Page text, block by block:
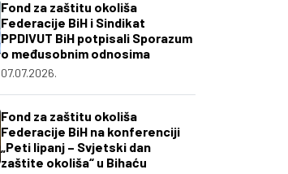
Fond za zaštitu okoliša
Federacije BiH i Sindikat
PPDIVUT BiH potpisali Sporazum
o međusobnim odnosima
07.07.2026.
Fond za zaštitu okoliša
Federacije BiH na konferenciji
„Peti lipanj – Svjetski dan
zaštite okoliša“ u Bihaću